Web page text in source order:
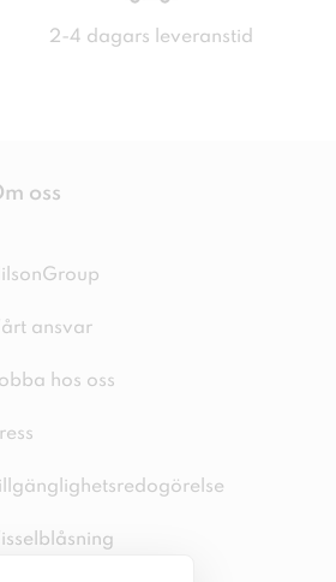
2-4 dagars leveranstid
oss
ansvar
hos oss